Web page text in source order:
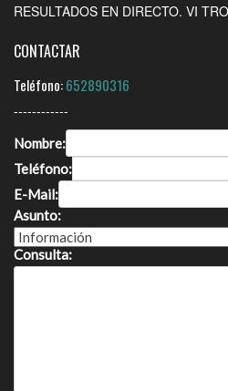
RESULTADOS EN DIRECTO. VI
CONTACTAR
Teléfono:652890316
------------
Nombre:
Teléfono:
E-Mail:
Asunto:
Consulta: